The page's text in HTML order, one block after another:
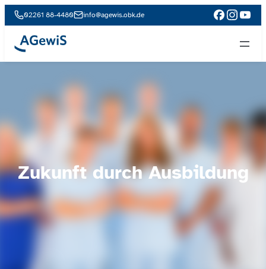
02261 88-4480 info@agewis.obk.de
Zukunft durch Ausbildung